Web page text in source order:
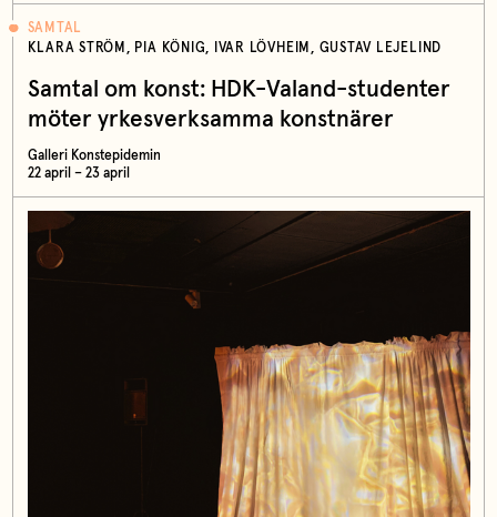
SAMTAL
KLARA STRÖM, PIA KÖNIG, IVAR LÖVHEIM, GUSTAV LEJELIND
Samtal om konst: HDK-Valand-studenter
möter yrkesverksamma konstnärer
Galleri Konstepidemin
22 april – 23 april